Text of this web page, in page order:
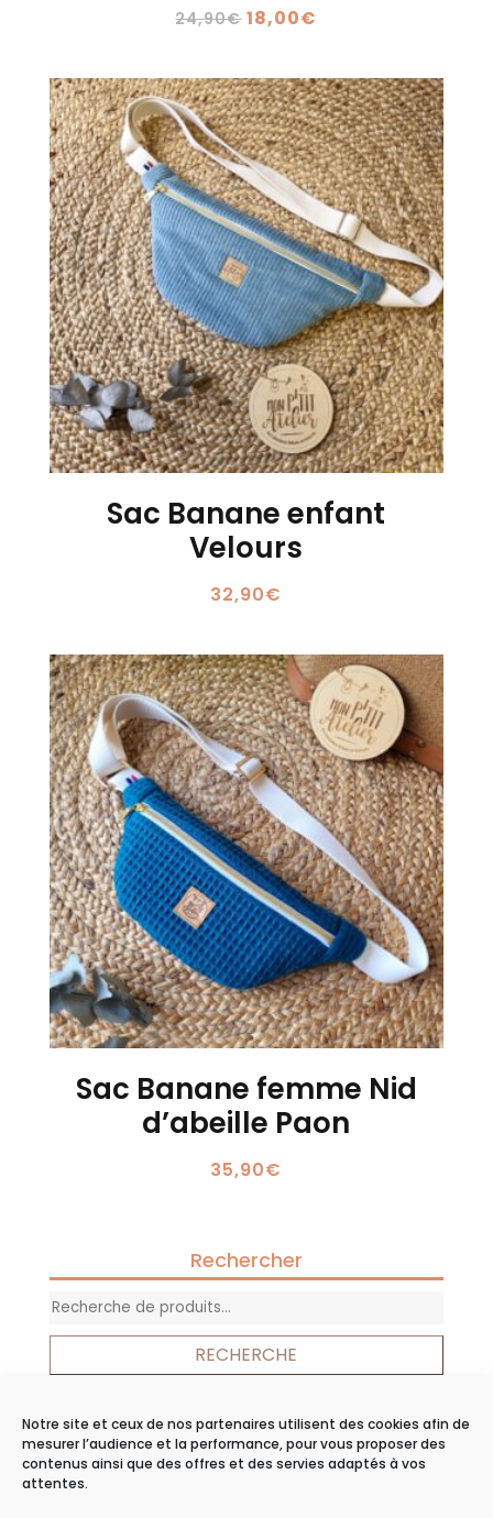
Notre site et ceux de nos partenaires utilisent des cookies afin de
mesurer l’audience et la performance, pour vous proposer des
contenus ainsi que des offres et des servies adaptés à vos
attentes.
24,90€ Le
initial
était :
24,90€.
18,00€
actuel
est :
18,00€.
Sac Banane enfant
Velours
32,90€
Sac Banane femme Nid
d’abeille Paon
35,90€
Rechercher
Recherche
pour :
RECHERCHE
Panier
Votre panier est vide.